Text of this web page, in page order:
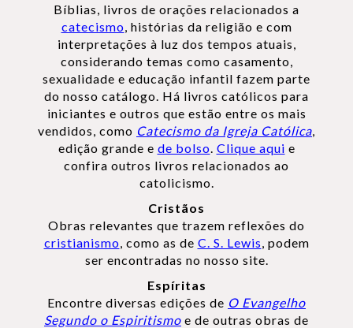
Bíblias, livros de orações relacionados a
catecismo, histórias da religião e com
interpretações à luz dos tempos atuais,
considerando temas como casamento,
sexualidade e educação infantil fazem parte
do nosso catálogo. Há livros católicos para
iniciantes e outros que estão entre os mais
vendidos, como Catecismo da Igreja Católica,
edição grande e de bolso. Clique aqui e
confira outros livros relacionados ao
catolicismo.
Cristãos
Obras relevantes que trazem reflexões do
cristianismo, como as de C. S. Lewis, podem
ser encontradas no nosso site.
Espíritas
Encontre diversas edições de O Evangelho
Segundo o Espiritismo e de outras obras de